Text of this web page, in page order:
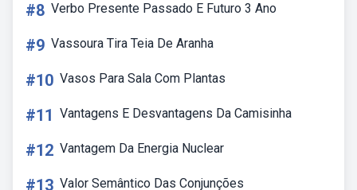
#8 Verbo Presente Passado E Futuro 3 Ano
#9 Vassoura Tira Teia De Aranha
#10 Vasos Para Sala Com Plantas
#11 Vantagens E Desvantagens Da Camisinha
#12 Vantagem Da Energia Nuclear
#13 Valor Semântico Das Conjunções